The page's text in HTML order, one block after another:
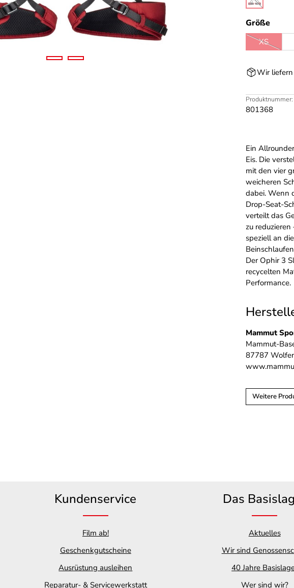
dark
(Diese
Größe
XS
(Diese
Wir
Produktnummer:
801368
Ein
Eis. Die
mit den vier
weicheren
dabei. Wenn
Drop-Seat-
verteilt das
zu
speziell an
Der Ophir 3
recycelten
Performance.
Mammut
Mammut-
87787
Weitere
Kundenservice
Film ab!
Geschenkgutscheine
Ausrüstung ausleihen
Reparatur- & Servicewerkstatt
Das
Aktuelles
Wir sind
40 Jahre
Wer sind wir?